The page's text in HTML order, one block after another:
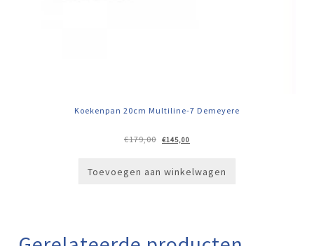
Koekenpan 20cm Multiline-7 Demeyere
€179,00
Oorspronkelijke
prijs
€145,00
prijs
Toevoegen aan winkelwagen